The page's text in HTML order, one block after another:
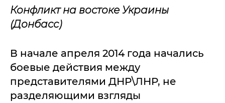
Конфликт на востоке Украины
(Донбасс)
В начале апреля 2014 года начались
боевые действия между
представителями ДНР\ЛНР, не
разделяющими взгляды